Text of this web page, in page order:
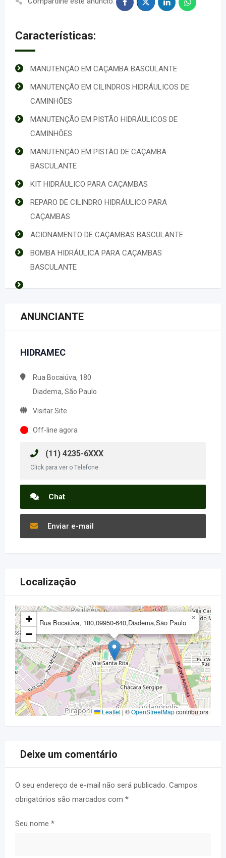
Características:
MANUTENÇÃO EM CAÇAMBA BASCULANTE
MANUTENÇÃO EM CILINDROS HIDRÁULICOS DE
CAMINHÕES
MANUTENÇÃO EM PISTÃO HIDRÁULICOS DE
CAMINHÕES
MANUTENÇÃO EM PISTÃO DE CAÇAMBA
BASCULANTE
KIT HIDRÁULICO PARA CAÇAMBAS
REPARO DE CILINDRO HIDRÁULICO PARA
CAÇAMBAS
ACIONAMENTO DE CAÇAMBAS BASCULANTE
BOMBA HIDRÁULICA PARA CAÇAMBAS
BASCULANTE
ANUNCIANTE
HIDRAMEC
Rua Bocaiúva, 180
Diadema, São Paulo
Visitar Site
Off-line agora
(11) 4235-6XXX
Click para ver o Telefone
Chat
Enviar e-mail
Localização
Rua Bocaiúva, 180,09950-640,Diadema,São Paulo
×
+
−
Leaflet |©OpenStreetMapcontributors
Deixe um comentário
O seu endereço de e-mail não será publicado. Campos
obrigatórios são marcados com *
Seu nome *